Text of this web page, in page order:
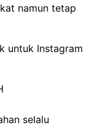
namun tetap
untuk Instagram
selalu